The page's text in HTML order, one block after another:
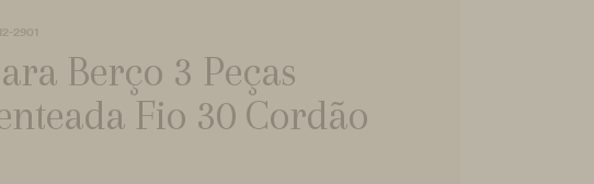
2901
Berço 3 Peças
Fio 30 Cordão